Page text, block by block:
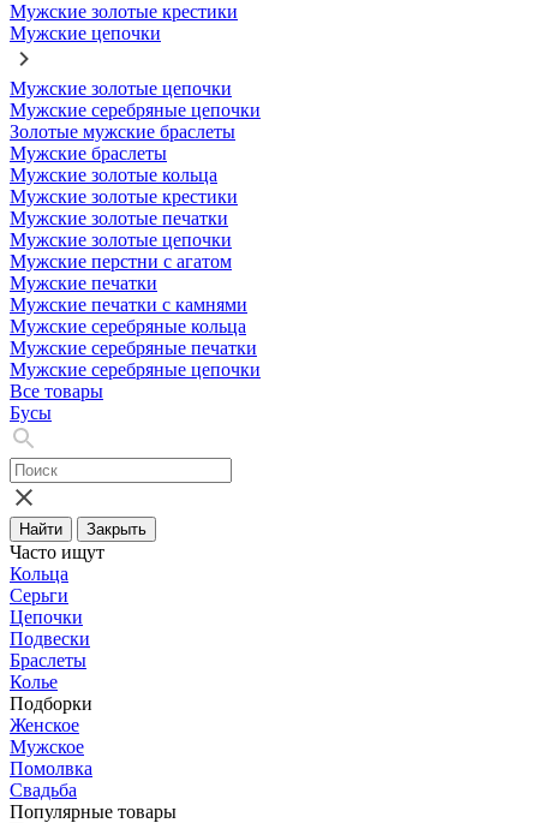
Мужские золотые крестики
Мужские цепочки
Мужские золотые цепочки
Мужские серебряные цепочки
Золотые мужские браслеты
Мужские браслеты
Мужские золотые кольца
Мужские золотые крестики
Мужские золотые печатки
Мужские золотые цепочки
Мужские перстни с агатом
Мужские печатки
Мужские печатки с камнями
Мужские серебряные кольца
Мужские серебряные печатки
Мужские серебряные цепочки
Все товары
Бусы
Найти Закрыть
Часто ищут
Кольца
Серьги
Цепочки
Подвески
Браслеты
Колье
Подборки
Женское
Мужское
Помолвка
Свадьба
Популярные товары